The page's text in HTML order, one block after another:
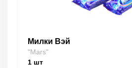
Милки Вэй
"Mars"
1 шт